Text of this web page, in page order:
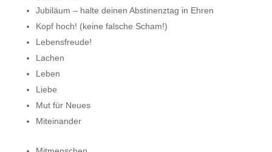
Jubiläum – halte deinen Abstinenztag in Ehren
Kopf hoch! (keine falsche Scham!)
Lebensfreude!
Lachen
Leben
Liebe
Mut für Neues
Miteinander